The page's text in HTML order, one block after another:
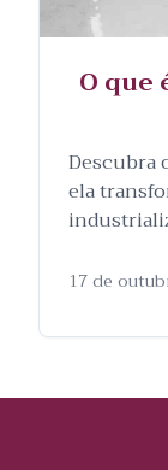
O que
Descubra
ela
processo.
17 de